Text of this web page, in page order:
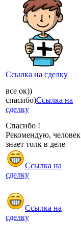
Ссылка на сделку
все ок))
спасибо)Ссылка на
сделку
Спасибо !
Рекомендую, человек
знает толк в деле
Ссылка на
сделку
Ссылка на
сделку